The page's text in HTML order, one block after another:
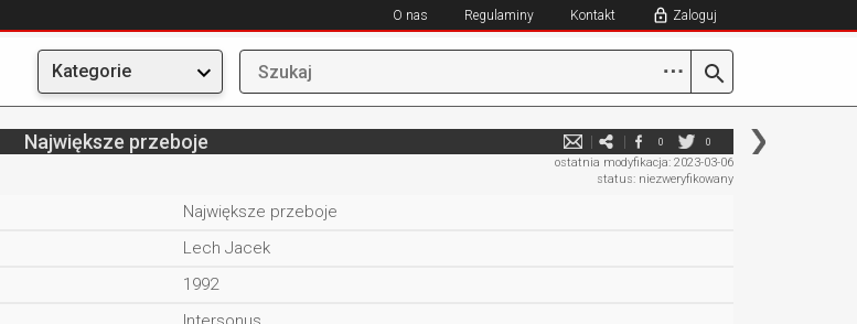
O nas Regulaminy Kontakt Zaloguj
Kategorie ⋯
Największe przeboje 0 0
ostatnia modyfikacja: 2023-03-06
status: niezweryfikowany
Największe przeboje
Lech Jacek
1992